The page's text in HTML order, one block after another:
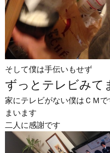
そして僕は手伝いもせず
ずっとテレビみて
家にテレビがない僕はＣＭ
まいます
二人に感謝です